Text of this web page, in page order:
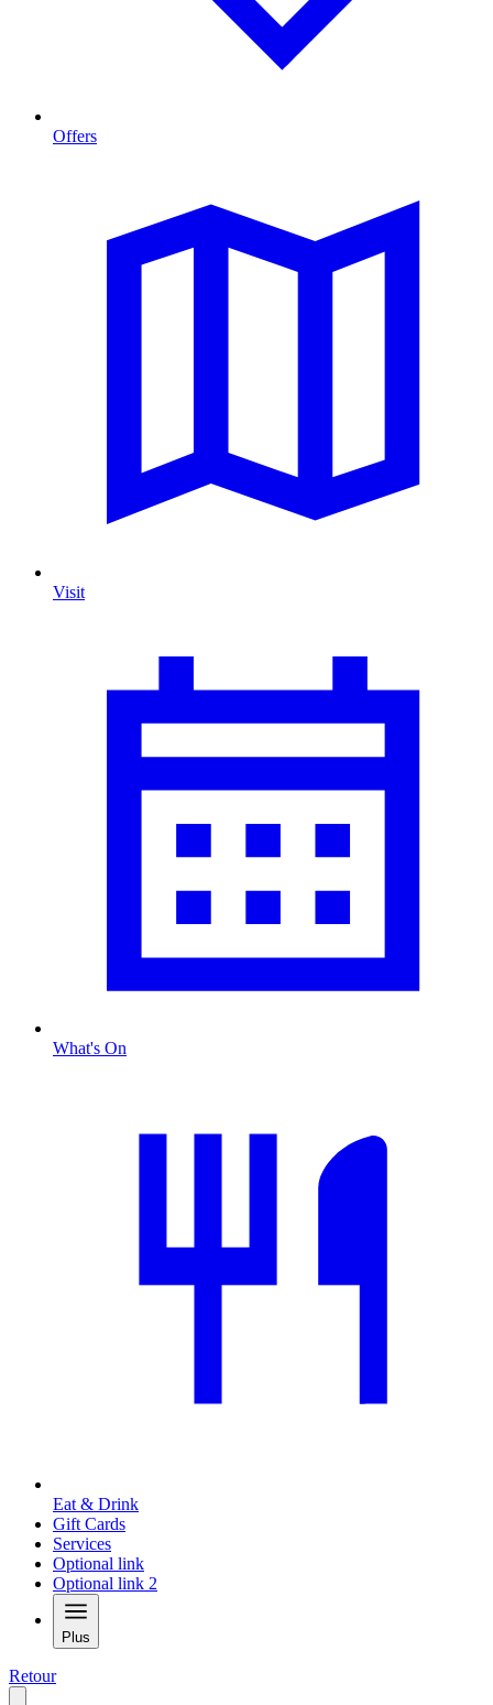
Offers
Visit
What's On
Eat & Drink
Gift Cards
Services
Optional link
Optional link 2
Plus
Retour